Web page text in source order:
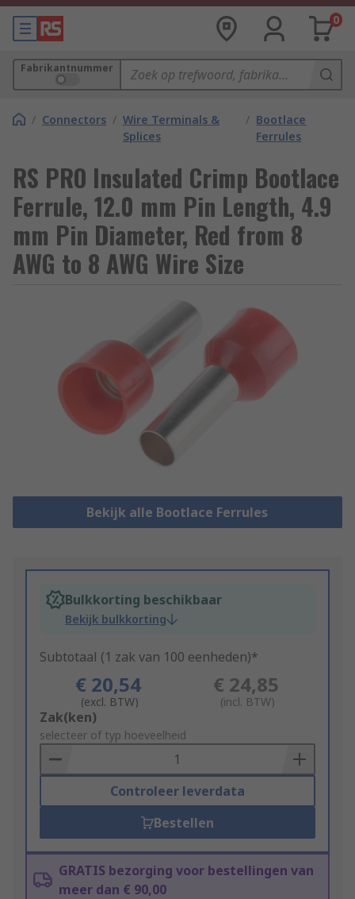
0
Fabrikantnummer
/ Connectors / Wire Terminals &
Splices
/ Bootlace
Ferrules
RS PRO Insulated Crimp Bootlace
Ferrule, 12.0 mm Pin Length, 4.9
mm Pin Diameter, Red from 8
AWG to 8 AWG Wire Size
Bekijk alle Bootlace Ferrules
Bulkkorting beschikbaar
Bekijk bulkkorting
Subtotaal (1 zak van 100 eenheden)*
€ 20,54
(excl. BTW)
€ 24,85
(incl. BTW)
Add
to
Basket
Zak(ken)
selecteer of typ hoeveelheid
Controleer leverdata
Bestellen
GRATIS bezorging voor bestellingen van
meer dan € 90,00